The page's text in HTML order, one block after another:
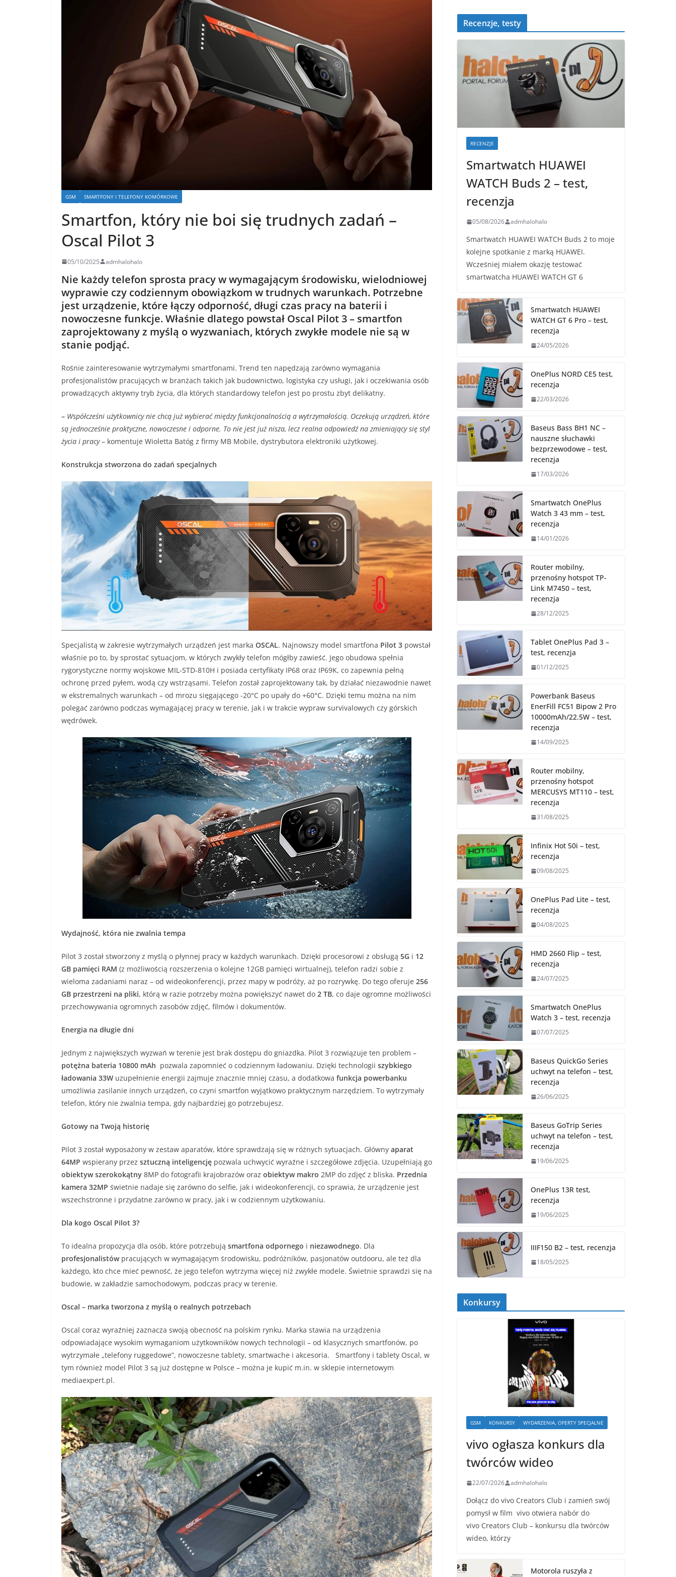
GSM SMARTFONY I TELEFONY KOMÓRKOWE
Smartfon, który nie boi się trudnych zadań –
Oscal Pilot 3
05/10/2025 admhalohalo
Nie każdy telefon sprosta pracy w wymagającym środowisku, wielodniowej
wyprawie czy codziennym obowiązkom w trudnych warunkach. Potrzebne
jest urządzenie, które łączy odporność, długi czas pracy na baterii i
nowoczesne funkcje. Właśnie dlatego powstał Oscal Pilot 3 – smartfon
zaprojektowany z myślą o wyzwaniach, których zwykłe modele nie są w
stanie podjąć.
Rośnie zainteresowanie wytrzymałymi smartfonami. Trend ten napędzają zarówno wymagania
profesjonalistów pracujących w branżach takich jak budownictwo, logistyka czy usługi, jak i oczekiwania osób
prowadzących aktywny tryb życia, dla których standardowy telefon jest po prostu zbyt delikatny.
– Współcześni użytkownicy nie chcą już wybierać między funkcjonalnością a wytrzymałością. Oczekują urządzeń, które
są jednocześnie praktyczne, nowoczesne i odporne. To nie jest już nisza, lecz realna odpowiedź na zmieniający się styl
życia i pracy– komentuje Wioletta Batóg z firmy MB Mobile, dystrybutora elektroniki użytkowej.
Konstrukcja stworzona do zadań specjalnych
Specjalistą w zakresie wytrzymałych urządzeń jest marka OSCAL. Najnowszy model smartfona Pilot 3 powstał
właśnie po to, by sprostać sytuacjom, w których zwykły telefon mógłby zawieść. Jego obudowa spełnia
rygorystyczne normy wojskowe MIL-STD-810H i posiada certyfikaty IP68 oraz IP69K, co zapewnia pełną
ochronę przed pyłem, wodą czy wstrząsami. Telefon został zaprojektowany tak, by działać niezawodnie nawet
w ekstremalnych warunkach – od mrozu sięgającego -20°C po upały do +60°C. Dzięki temu można na nim
polegać zarówno podczas wymagającej pracy w terenie, jak i w trakcie wypraw survivalowych czy górskich
wędrówek.
Wydajność, która nie zwalnia tempa
Pilot 3 został stworzony z myślą o płynnej pracy w każdych warunkach. Dzięki procesorowi z obsługą 5G i 12
GB pamięci RAM (z możliwością rozszerzenia o kolejne 12GB pamięci wirtualnej), telefon radzi sobie z
wieloma zadaniami naraz – od wideokonferencji, przez mapy w podróży, aż po rozrywkę. Do tego oferuje 256
GB przestrzeni na pliki, którą w razie potrzeby można powiększyć nawet do 2 TB, co daje ogromne możliwości
przechowywania ogromnych zasobów zdjęć, filmów i dokumentów.
Energia na długie dni
Jednym z największych wyzwań w terenie jest brak dostępu do gniazdka. Pilot 3 rozwiązuje ten problem –
potężna bateria 10800 mAh pozwala zapomnieć o codziennym ładowaniu. Dzięki technologii szybkiego
ładowania 33W uzupełnienie energii zajmuje znacznie mniej czasu, a dodatkowa funkcja powerbanku
umożliwia zasilanie innych urządzeń, co czyni smartfon wyjątkowo praktycznym narzędziem. To wytrzymały
telefon, który nie zwalnia tempa, gdy najbardziej go potrzebujesz.
Gotowy na Twoją historię
Pilot 3 został wyposażony w zestaw aparatów, które sprawdzają się w różnych sytuacjach. Główny aparat
64MP wspierany przez sztuczną inteligencję pozwala uchwycić wyraźne i szczegółowe zdjęcia. Uzupełniają go
obiektyw szerokokątny 8MP do fotografii krajobrazów oraz obiektyw makro 2MP do zdjęć z bliska. Przednia
kamera 32MP świetnie nadaje się zarówno do selfie, jak i wideokonferencji, co sprawia, że urządzenie jest
wszechstronne i przydatne zarówno w pracy, jak i w codziennym użytkowaniu.
Dla kogo Oscal Pilot 3?
To idealna propozycja dla osób, które potrzebują smartfona odpornego i niezawodnego. Dla
profesjonalistówpracujących w wymagającym środowisku, podróżników, pasjonatów outdooru, ale też dla
każdego, kto chce mieć pewność, że jego telefon wytrzyma więcej niż zwykłe modele. Świetnie sprawdzi się na
budowie, w zakładzie samochodowym, podczas pracy w terenie.
Oscal – marka tworzona z myślą o realnych potrzebach
Oscal coraz wyraźniej zaznacza swoją obecność na polskim rynku. Marka stawia na urządzenia
odpowiadające wysokim wymaganiom użytkowników nowych technologii – od klasycznych smartfonów, po
wytrzymałe „telefony ruggedowe”, nowoczesne tablety, smartwache i akcesoria. Smartfony i tablety Oscal, w
tym również model Pilot 3 są już dostępne w Polsce – można je kupić m.in. w sklepie internetowym
mediaexpert.pl.
Recenzje, testy
RECENZJE
Smartwatch HUAWEI
WATCH Buds 2 – test,
recenzja
05/08/2026 admhalohalo
Smartwatch HUAWEI WATCH Buds 2 to moje
kolejne spotkanie z marką HUAWEI.
Wcześniej miałem okazję testować
smartwatcha HUAWEI WATCH GT 6
Smartwatch HUAWEI
WATCH GT 6 Pro – test,
recenzja
24/05/2026
OnePlus NORD CE5 test,
recenzja
22/03/2026
Baseus Bass BH1 NC –
nauszne słuchawki
bezprzewodowe – test,
recenzja
17/03/2026
Smartwatch OnePlus
Watch 3 43 mm – test,
recenzja
14/01/2026
Router mobilny,
przenośny hotspot TP-
Link M7450 – test,
recenzja
28/12/2025
Tablet OnePlus Pad 3 –
test, recenzja
01/12/2025
Powerbank Baseus
EnerFill FC51 Bipow 2 Pro
10000mAh/22.5W – test,
recenzja
14/09/2025
Router mobilny,
przenośny hotspot
MERCUSYS MT110 – test,
recenzja
31/08/2025
Infinix Hot 50i – test,
recenzja
09/08/2025
OnePlus Pad Lite – test,
recenzja
04/08/2025
HMD 2660 Flip – test,
recenzja
24/07/2025
Smartwatch OnePlus
Watch 3 – test, recenzja
07/07/2025
Baseus QuickGo Series
uchwyt na telefon – test,
recenzja
26/06/2025
Baseus GoTrip Series
uchwyt na telefon – test,
recenzja
19/06/2025
OnePlus 13R test,
recenzja
19/06/2025
IIIF150 B2 – test, recenzja
18/05/2025
Konkursy
GSM KONKURSY WYDARZENIA, OFERTY SPECJALNE
vivo ogłasza konkurs dla
twórców wideo
22/07/2026 admhalohalo
Dołącz do vivo Creators Club i zamień swój
pomysł w film vivo otwiera nabór do
vivo Creators Club – konkursu dla twórców
wideo, którzy
Motorola ruszyła z